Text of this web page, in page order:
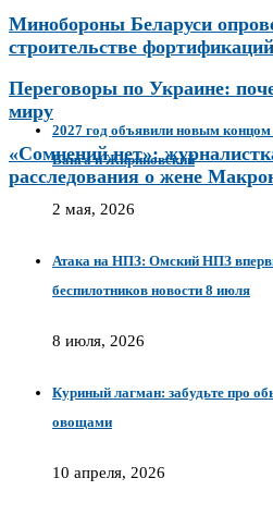
Минобороны Беларуси
строительстве
Переговоры по Украине:
миру
«Сомнений нет»:
расследования о жене
2027 год объявили новым
Ванга и Жириновский
2 мая, 2026
Атака на НПЗ: Омский НПЗ
беспилотников новости 8 июля
8 июля, 2026
Куриный лагман: забудьте про
овощами
10 апреля, 2026